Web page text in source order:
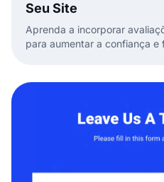
Seu Site
Aprenda a incorporar
para aumentar a confiança e